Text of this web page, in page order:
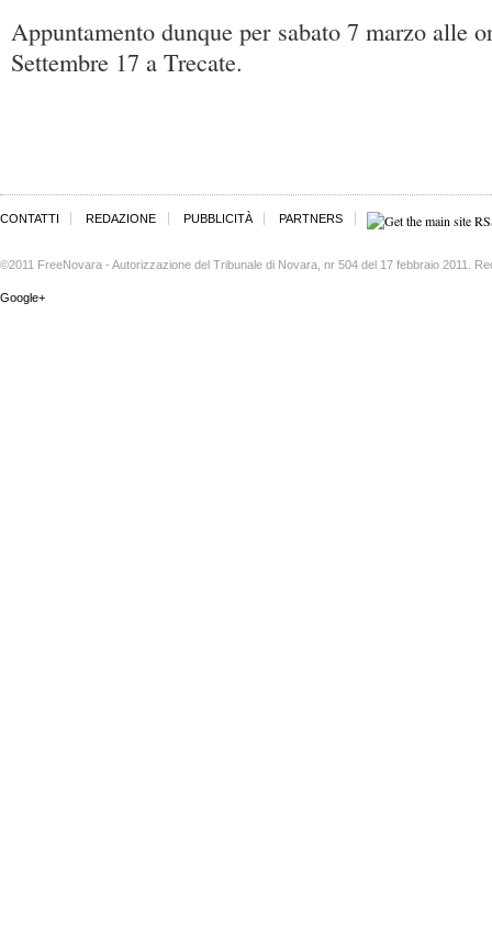
Appuntamento dunque per sabato 7 marzo alle
Settembre 17 a Trecate.
CONTATTI REDAZIONE PUBBLICITÀ PARTNERS
©2011 FreeNovara - Autorizzazione del Tribunale di Novara, nr 504 del 17 febbraio 2011.
Google+